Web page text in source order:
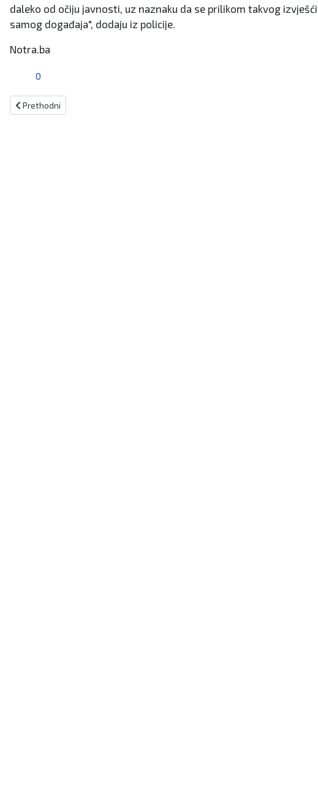
daleko od očiju javnosti, uz naznaku da se prilikom takvog
samog događaja", dodaju iz policije.
Notra.ba
0
Prethodni članak: Državljanin BiH (41) krao po makarskim plažama
Prethodni